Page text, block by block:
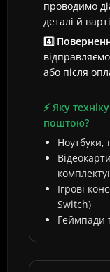
проводимо
деталі й
4️⃣
або після
⚡ Яку
поштою?
Ігрові
Switch)
Геймпади